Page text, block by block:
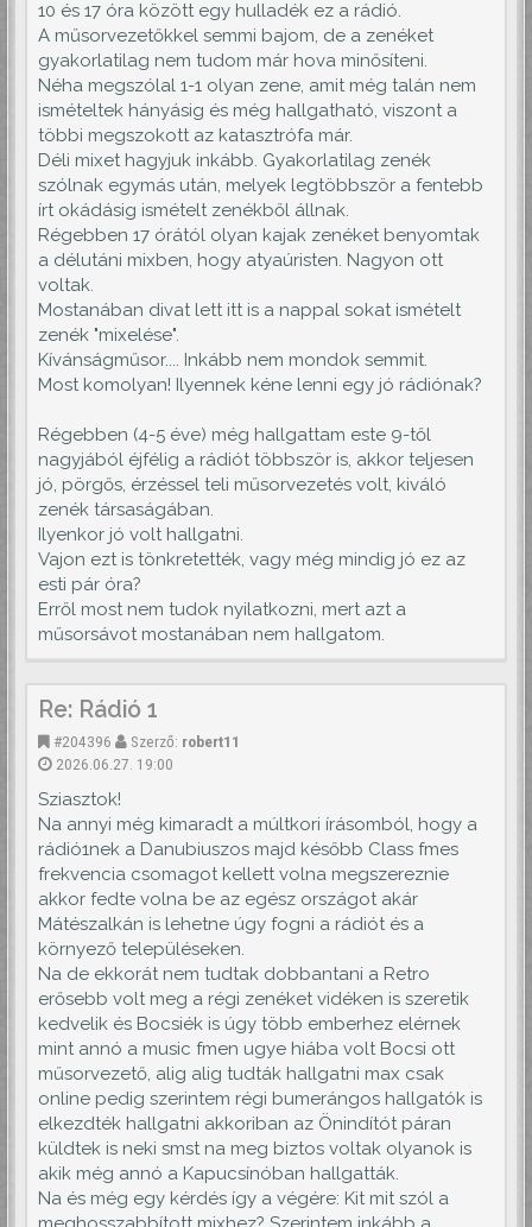
10 és 17 óra között egy hulladék ez a rádió.
A műsorvezetőkkel semmi bajom, de a zenéket
gyakorlatilag nem tudom már hova minősíteni.
Néha megszólal 1-1 olyan zene, amit még talán nem
ismételtek hányásig és még hallgatható, viszont a
többi megszokott az katasztrófa már.
Déli mixet hagyjuk inkább. Gyakorlatilag zenék
szólnak egymás után, melyek legtöbbször a fentebb
írt okádásig ismételt zenékből állnak.
Régebben 17 órától olyan kajak zenéket benyomtak
a délutáni mixben, hogy atyaúristen. Nagyon ott
voltak.
Mostanában divat lett itt is a nappal sokat ismételt
zenék "mixelése".
Kívánságműsor.... Inkább nem mondok semmit.
Most komolyan! Ilyennek kéne lenni egy jó rádiónak?
Régebben (4-5 éve) még hallgattam este 9-től
nagyjából éjfélig a rádiót többször is, akkor teljesen
jó, pörgős, érzéssel teli műsorvezetés volt, kiváló
zenék társaságában.
Ilyenkor jó volt hallgatni.
Vajon ezt is tönkretették, vagy még mindig jó ez az
esti pár óra?
Erről most nem tudok nyilatkozni, mert azt a
műsorsávot mostanában nem hallgatom.
Re: Rádió 1
#204396 Szerző: robert11
2026.06.27. 19:00
Sziasztok!
Na annyi még kimaradt a múltkori írásomból, hogy a
rádió1nek a Danubiuszos majd később Class fmes
frekvencia csomagot kellett volna megszereznie
akkor fedte volna be az egész országot akár
Mátészalkán is lehetne úgy fogni a rádiót és a
környező településeken.
Na de ekkorát nem tudtak dobbantani a Retro
erősebb volt meg a régi zenéket vidéken is szeretik
kedvelik és Bocsiék is úgy több emberhez elérnek
mint annó a music fmen ugye hiába volt Bocsi ott
műsorvezető, alig alig tudták hallgatni max csak
online pedig szerintem régi bumerángos hallgatók is
elkezdték hallgatni akkoriban az Önindítót páran
küldtek is neki smst na meg biztos voltak olyanok is
akik még annó a Kapucsínóban hallgatták.
Na és még egy kérdés így a végére: Kit mit szól a